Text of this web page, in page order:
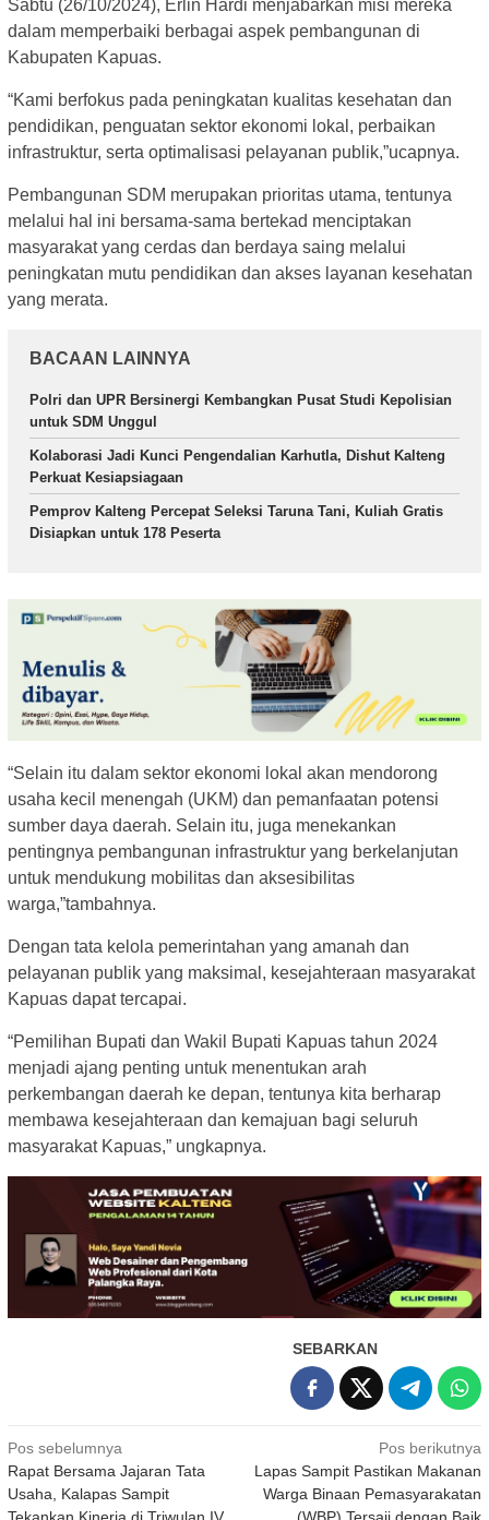
Sabtu (26/10/2024), Erlin Hardi menjabarkan misi mereka
dalam memperbaiki berbagai aspek pembangunan di
Kabupaten Kapuas.
“Kami berfokus pada peningkatan kualitas kesehatan dan
pendidikan, penguatan sektor ekonomi lokal, perbaikan
infrastruktur, serta optimalisasi pelayanan publik,”ucapnya.
Pembangunan SDM merupakan prioritas utama, tentunya
melalui hal ini bersama-sama bertekad menciptakan
masyarakat yang cerdas dan berdaya saing melalui
peningkatan mutu pendidikan dan akses layanan kesehatan
yang merata.
BACAAN LAINNYA
Polri dan UPR Bersinergi Kembangkan Pusat Studi Kepolisian
untuk SDM Unggul
Kolaborasi Jadi Kunci Pengendalian Karhutla, Dishut Kalteng
Perkuat Kesiapsiagaan
Pemprov Kalteng Percepat Seleksi Taruna Tani, Kuliah Gratis
Disiapkan untuk 178 Peserta
“Selain itu dalam sektor ekonomi lokal akan mendorong
usaha kecil menengah (UKM) dan pemanfaatan potensi
sumber daya daerah. Selain itu, juga menekankan
pentingnya pembangunan infrastruktur yang berkelanjutan
untuk mendukung mobilitas dan aksesibilitas
warga,”tambahnya.
Dengan tata kelola pemerintahan yang amanah dan
pelayanan publik yang maksimal, kesejahteraan masyarakat
Kapuas dapat tercapai.
“Pemilihan Bupati dan Wakil Bupati Kapuas tahun 2024
menjadi ajang penting untuk menentukan arah
perkembangan daerah ke depan, tentunya kita berharap
membawa kesejahteraan dan kemajuan bagi seluruh
masyarakat Kapuas,” ungkapnya.
SEBARKAN
Navigasi
pos
Pos sebelumnya
Rapat Bersama Jajaran Tata
Usaha, Kalapas Sampit
Pos berikutnya
Lapas Sampit Pastikan Makanan
Warga Binaan Pemasyarakatan